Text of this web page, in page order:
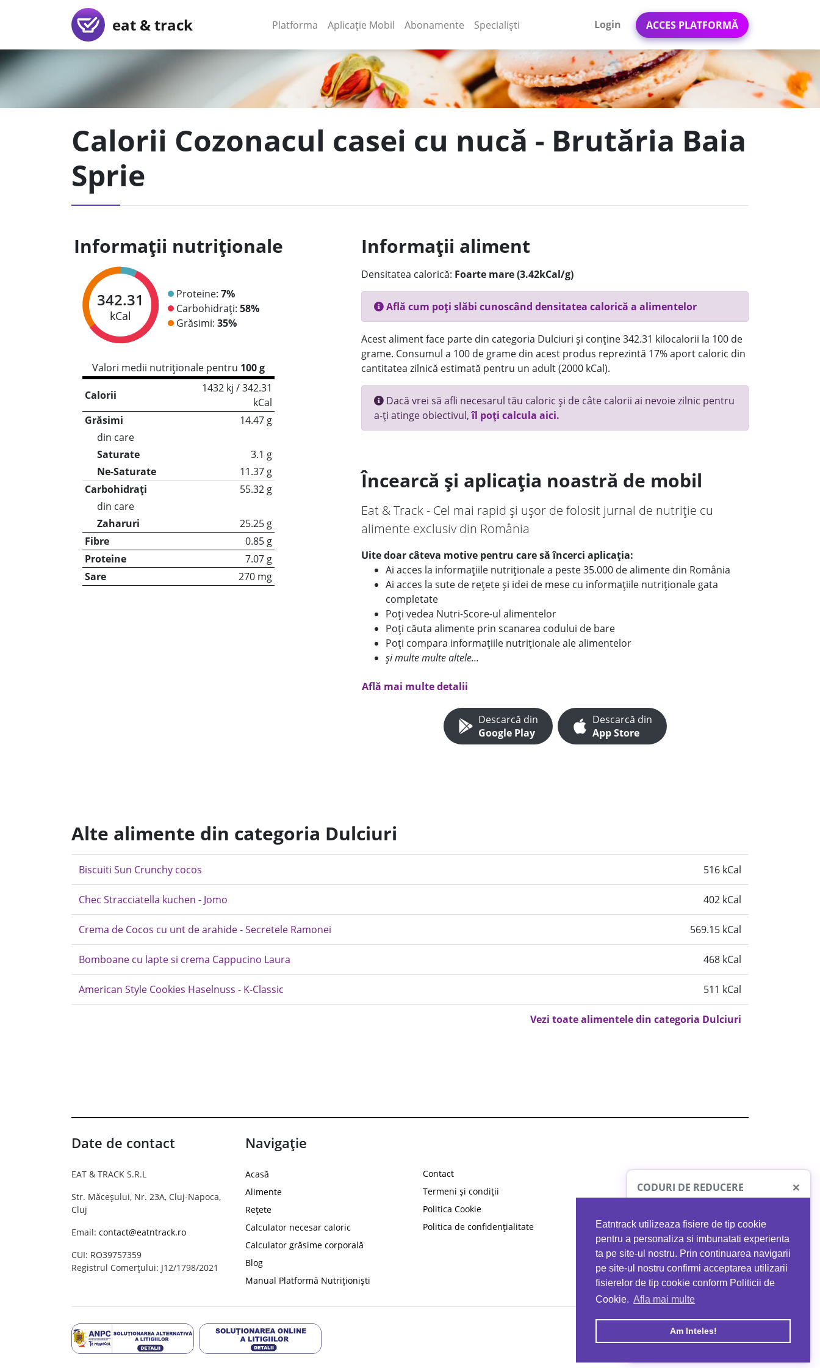
Eatntrack utilizeaza fisiere de tip cookie
pentru a personaliza si imbunatati experienta
ta pe site-ul nostru. Prin continuarea navigarii
pe site-ul nostru confirmi acceptarea utilizarii
fisierelor de tip cookie conform Politicii de
Cookie. Afla mai multe
Am Inteles!
eat & track Platforma (current)
Aplicație Mobil (current)
Abonamente Specialiști Login ACCES PLATFORMĂ
Calorii Cozonacul casei cu nucă - Brutăria Baia
Sprie
Informații nutriționale
342.31
kCal
Proteine: 7%
Carbohidrați: 58%
Grăsimi: 35%
Valori medii nutriționale pentru 100 g
Calorii
1432 kj / 342.31
kCal
Grăsimi
14.47 g
din care
Saturate
3.1 g
Ne-Saturate
11.37 g
Carbohidrați
55.32 g
din care
Zaharuri
25.25 g
Fibre
0.85 g
Proteine
7.07 g
Sare
270 mg
Informații aliment
Densitatea calorică: Foarte mare (3.42kCal/g)
Află cum poți slăbi cunoscând densitatea calorică a alimentelor
Acest aliment face parte din categoria Dulciuri și conține 342.31 kilocalorii la 100 de
grame. Consumul a 100 de grame din acest produs reprezintă 17% aport caloric din
cantitatea zilnică estimată pentru un adult (2000 kCal).
Dacă vrei să afli necesarul tău caloric și de câte calorii ai nevoie zilnic pentru
a-ți atinge obiectivul,îl poți calcula aici.
Încearcă și aplicația noastră de mobil
Eat & Track - Cel mai rapid și ușor de folosit jurnal de nutriție cu
alimente exclusiv din România
Uite doar câteva motive pentru care să încerci aplicația:
Ai acces la informațiile nutriționale a peste 35.000 de alimente din România
Ai acces la sute de rețete și idei de mese cu informațiile nutriționale gata
completate
Poți vedea Nutri-Score-ul alimentelor
Poți căuta alimente prin scanarea codului de bare
Poți compara informațiile nutriționale ale alimentelor
și multe multe altele...
Află mai multe detalii
Descarcă din
Google Play
Descarcă din
App Store
Alte alimente din categoria Dulciuri
Biscuiti Sun Crunchy cocos 516 kCal
Chec Stracciatella kuchen - Jomo 402 kCal
Crema de Cocos cu unt de arahide - Secretele Ramonei 569.15 kCal
Bomboane cu lapte si crema Cappucino Laura 468 kCal
American Style Cookies Haselnuss - K-Classic 511 kCal
Vezi toate alimentele din categoria Dulciuri
Date de contact
EAT & TRACK S.R.L
Str. Măceșului, Nr. 23A, Cluj-Napoca,
Cluj
Email: contact@eatntrack.ro
CUI: RO39757359
Registrul Comerțului: J12/1798/2021
Navigație
Acasă
Alimente
Rețete
Calculator necesar caloric
Calculator grăsime corporală
Blog
Manual Platformă Nutriționiști
Contact
Termeni și condiții
Politica Cookie
Politica de confidențialitate
CODURI DE REDUCERE ×
PROTO41
reducere la orice comandă
EATNTRACK
MYPROTEIN
Ai40%reducere la orice comandă
folosind codul EATTRACK